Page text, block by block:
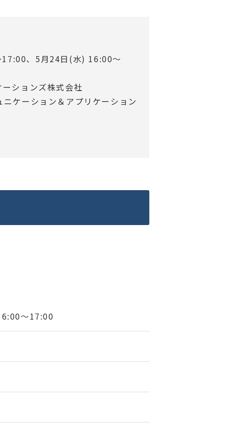
、5月24日(水) 16:00～
ションズ株式会社
ケーション＆アプリケーション
～17:00